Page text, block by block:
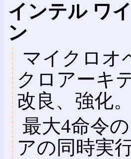
インテル ワ
ン
マイクロオ
クロアーキ
改良、強化。
最大4命令
アの同時実